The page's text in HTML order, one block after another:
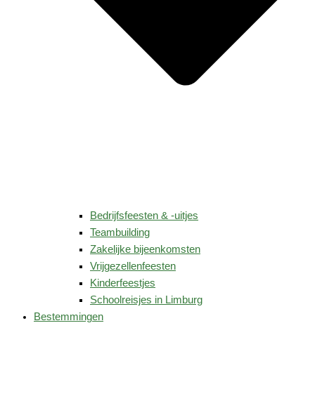
Bedrijfsfeesten & -uitjes
Teambuilding
Zakelijke bijeenkomsten
Vrijgezellenfeesten
Kinderfeestjes
Schoolreisjes in Limburg
Bestemmingen